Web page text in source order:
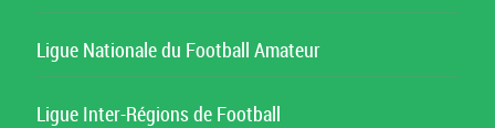
Ligue Nationale du Football Amateur
Ligue Inter-Régions de Football